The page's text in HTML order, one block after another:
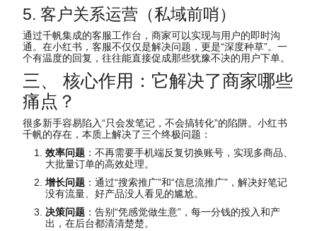
5. 客户关系运营（私域前哨）
通过千帆集成的客服工作台，商家可以实现与用户的即时沟
通。在小红书，客服不仅仅是解决问题，更是“深度种草”。一
个有温度的回复，往往能直接促成那些犹豫不决的用户下单。
三、 核心作用：它解决了商家哪些
痛点？
很多新手容易陷入“只会发笔记，不会搞转化”的陷阱。小红书
千帆的存在，本质上解决了三个终极问题：
效率问题 ：不再需要手机端反复切换账号，实现多商品、
大批量订单的高效处理。
增长问题 ：通过“搜索推广”和“信息流推广”，解决好笔记
没有流量、好产品没人看见的尴尬。
决策问题 ：告别“凭感觉做生意”，每一分钱的投入和产
出，在后台都清清楚楚。